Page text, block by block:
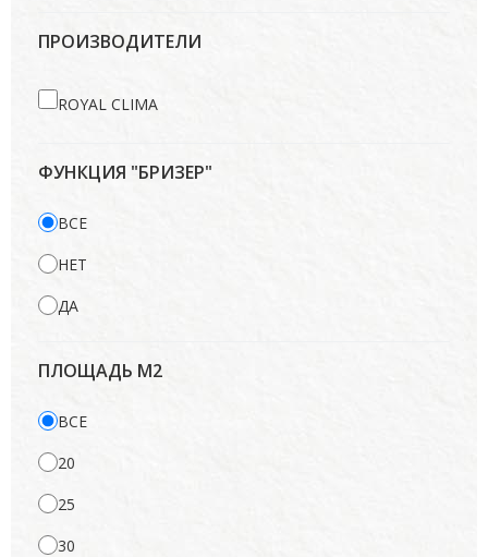
ПРОИЗВОДИТЕЛИ
ROYAL CLIMA
ФУНКЦИЯ "БРИЗЕР"
ВСЕ
НЕТ
ДА
ПЛОЩАДЬ М2
ВСЕ
20
25
30